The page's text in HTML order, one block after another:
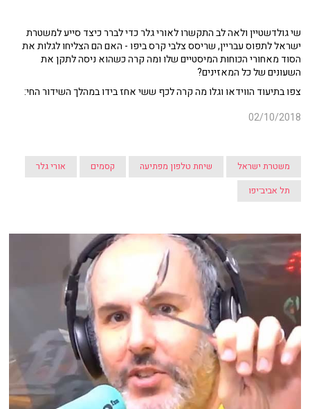
שי גולדשטיין ולאה לב התקשרו לאורי גלר כדי לברר כיצד סייע למשטרת
ישראל לתפוס עבריין, שריסס צלבי קרס ביפו - האם הם הצליחו לגלות את
הסוד מאחורי הכוחות המיסטיים שלו ומה קרה כשהוא ניסה לתקן את
השעונים של כל המאזינים?
צפו בתיעוד הווידאו וגלו מה קרה לכף ששי אחז בידו במהלך השידור החי:
02/10/2018
משטרת ישראל שיחת טלפון מפתיעה קסמים
אורי גלר
תל אביב־יפו